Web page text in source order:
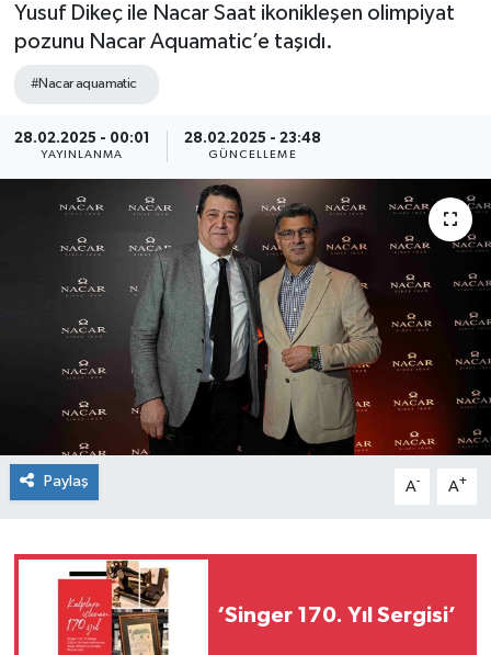
Yusuf Dikeç ile Nacar Saat ikonikleşen olimpiyat
pozunu Nacar Aquamatic’e taşıdı.
#Nacar aquamatic
28.02.2025 - 00:01
YAYINLANMA
28.02.2025 - 23:48
GÜNCELLEME
Paylaş A- A+
‘Singer 170. Yıl Sergisi’
HABERLER
KAPAK
OSB
SEKTÖR
ŞİRKET PANO
SÖYLEŞİ
ÜLKE
YAŞAM